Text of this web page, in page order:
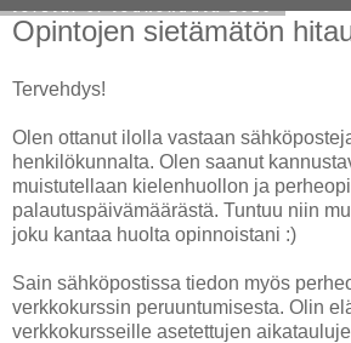
Opintojen sietämätön
Tervehdys!
Olen ottanut ilolla vastaan
henkilökunnalta. Olen saanut
muistutellaan kielenhuollon ja
palautuspäivämäärästä. Tuntuu niin
joku kantaa huolta opinnoistani :)
Sain sähköpostissa tiedon myös
verkkokurssin peruuntumisesta. Olin
verkkokursseille asetettujen